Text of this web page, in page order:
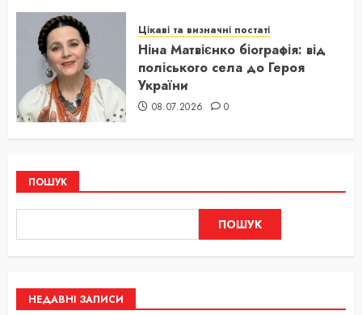
Цікаві та визначні постаті
Ніна Матвієнко біографія: від
поліського села до Героя
України
08.07.2026 0
ПОШУК
ПОШУК
НЕДАВНІ ЗАПИСИ